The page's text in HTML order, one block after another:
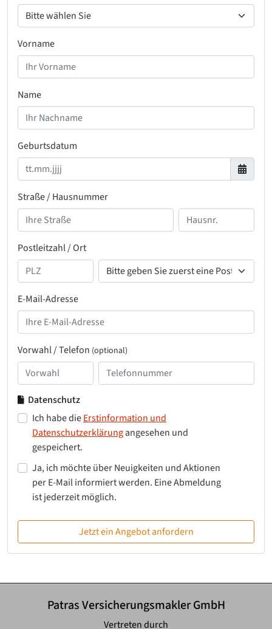
Vorname
Name
Geburtsdatum
Straße / Hausnummer
Postleitzahl / Ort
E-Mail-Adresse
Vorwahl / Telefon (optional)
Datenschutz
Ich habe dieErstinformation und
Datenschutzerklärungangesehen und
gespeichert.
Ja, ich möchte über Neuigkeiten und Aktionen
per E-Mail informiert werden. Eine Abmeldung
ist jederzeit möglich.
Jetzt ein Angebot anfordern
Patras Versicherungsmakler GmbH
Vertreten durch